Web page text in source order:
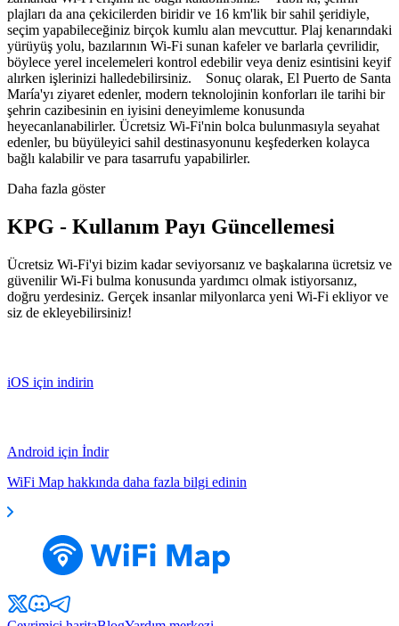
plajları da ana çekicilerden biridir ve 16 km'lik bir sahil şeridiyle,
seçim yapabileceğiniz birçok kumlu alan mevcuttur. Plaj kenarındaki
yürüyüş yolu, bazılarının Wi-Fi sunan kafeler ve barlarla çevrilidir,
böylece yerel incelemeleri kontrol edebilir veya deniz esintisini keyif
alırken işlerinizi halledebilirsiniz. Sonuç olarak, El Puerto de Santa
María'yı ziyaret edenler, modern teknolojinin konforları ile tarihi bir
şehrin cazibesinin en iyisini deneyimleme konusunda
heyecanlanabilirler. Ücretsiz Wi-Fi'nin bolca bulunmasıyla seyahat
edenler, bu büyüleyici sahil destinasyonunu keşfederken kolayca
bağlı kalabilir ve para tasarrufu yapabilirler.
Daha fazla göster
KPG - Kullanım Payı Güncellemesi
Ücretsiz Wi-Fi'yi bizim kadar seviyorsanız ve başkalarına ücretsiz ve
güvenilir Wi-Fi bulma konusunda yardımcı olmak istiyorsanız,
doğru yerdesiniz. Gerçek insanlar milyonlarca yeni Wi-Fi ekliyor ve
siz de ekleyebilirsiniz!
iOS için indirin
Android için İndir
WiFi Map hakkında daha fazla bilgi edinin